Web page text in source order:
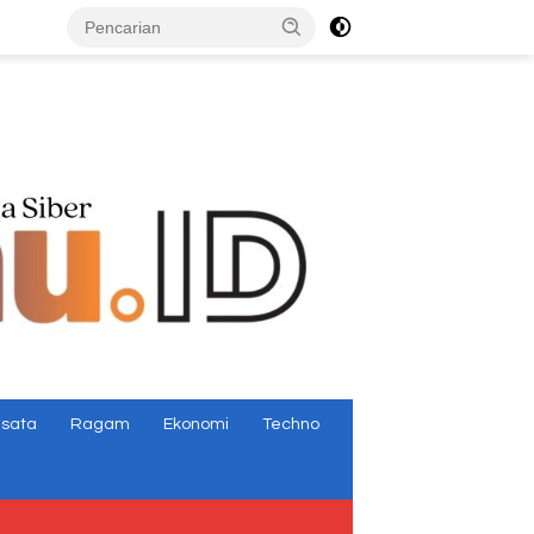
Ragam Ekonomi Techno